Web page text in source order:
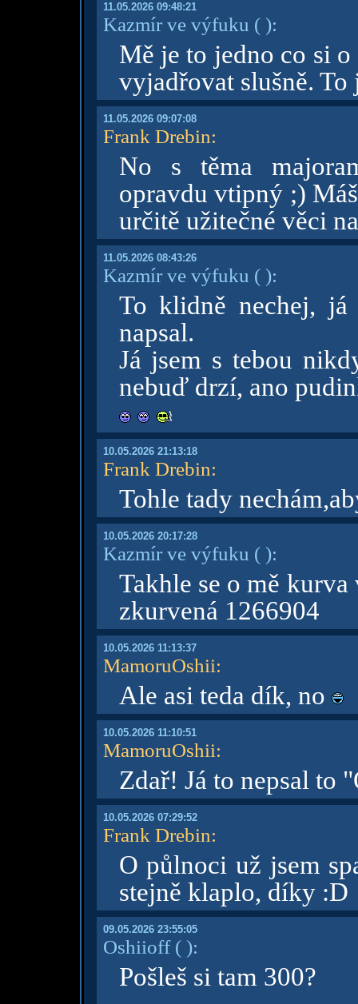
11.05.2026 09:48:21
Kazmír ve výfuku ( ):
Mě je to jedno co si
vyjadřovat slušně. To
11.05.2026 09:07:08
Frank Drebin:
No s těma
opravdu vtipný ;)
určitě užitečné věci
11.05.2026 08:43:26
Kazmír ve výfuku ( ):
To klidně nechej,
napsal.
Já jsem s tebou
nebuď drzí, ano
10.05.2026 21:13:18
Frank Drebin:
Tohle tady
10.05.2026 20:17:28
Kazmír ve výfuku ( ):
Takhle se o mě
zkurvená 1266904
10.05.2026 11:13:37
MamoruOshii:
Ale asi teda dík, no
10.05.2026 11:10:51
MamoruOshii:
Zdař! Já to nepsal to
10.05.2026 07:29:52
Frank Drebin:
O půlnoci už jsem
stejně klaplo, díky :D
09.05.2026 23:55:05
Oshiioff( ):
Pošleš si tam 300?